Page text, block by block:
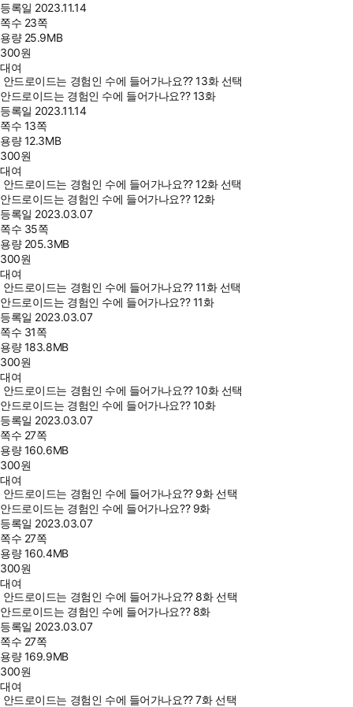
등록일 2023.11.14
쪽수 23쪽
용량 25.9MB
300원
대여
안드로이드는 경험인 수에 들어가나요?? 13화 선택
안드로이드는 경험인 수에 들어가나요?? 13화
등록일 2023.11.14
쪽수 13쪽
용량12.3MB
300원
대여
안드로이드는 경험인 수에 들어가나요?? 12화 선택
안드로이드는 경험인 수에 들어가나요?? 12화
등록일 2023.03.07
쪽수 35쪽
용량 205.3MB
300원
대여
안드로이드는 경험인 수에 들어가나요?? 11화 선택
안드로이드는 경험인 수에 들어가나요?? 11화
등록일 2023.03.07
쪽수 31쪽
용량183.8MB
300원
대여
안드로이드는 경험인 수에 들어가나요?? 10화 선택
안드로이드는 경험인 수에 들어가나요?? 10화
등록일 2023.03.07
쪽수 27쪽
용량160.6MB
300원
대여
안드로이드는 경험인 수에 들어가나요?? 9화 선택
안드로이드는 경험인 수에 들어가나요?? 9화
등록일 2023.03.07
쪽수 27쪽
용량160.4MB
300원
대여
안드로이드는 경험인 수에 들어가나요?? 8화 선택
안드로이드는 경험인 수에 들어가나요?? 8화
등록일 2023.03.07
쪽수 27쪽
용량169.9MB
300원
대여
안드로이드는 경험인 수에 들어가나요?? 7화 선택